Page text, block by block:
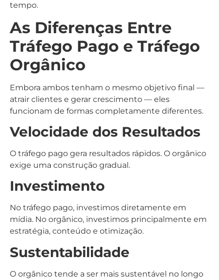
tempo.
As Diferenças Entre
Tráfego Pago e Tráfego
Orgânico
Embora ambos tenham o mesmo objetivo final —
atrair clientes e gerar crescimento — eles
funcionam de formas completamente diferentes.
Velocidade dos Resultados
O tráfego pago gera resultados rápidos. O orgânico
exige uma construção gradual.
Investimento
No tráfego pago, investimos diretamente em
mídia. No orgânico, investimos principalmente em
estratégia, conteúdo e otimização.
Sustentabilidade
O orgânico tende a ser mais sustentável no longo